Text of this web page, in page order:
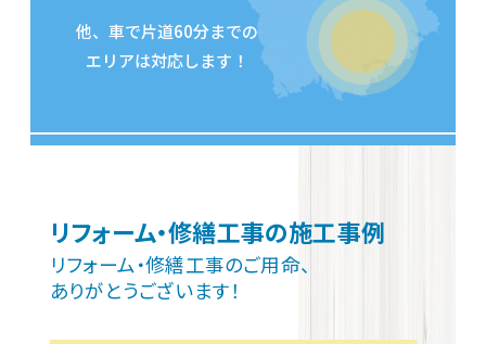
他、車で片道60分までの
エリアは対応します！
リフォーム・修繕工事の施工事例
リフォーム・修繕工事のご用命、
ありがとうございます！